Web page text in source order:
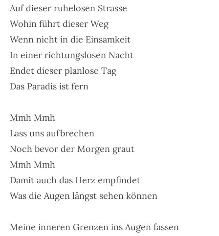
Auf dieser ruhelosen Strasse
Wohin führt dieser Weg
Wenn nicht in die Einsamkeit
In einer richtungslosen Nacht
Endet dieser planlose Tag
Das Paradis ist fern
Mmh Mmh
Lass uns aufbrechen
Noch bevor der Morgen graut
Mmh Mmh
Damit auch das Herz empfindet
Was die Augen längst sehen können
Meine inneren Grenzen ins Augen fassen